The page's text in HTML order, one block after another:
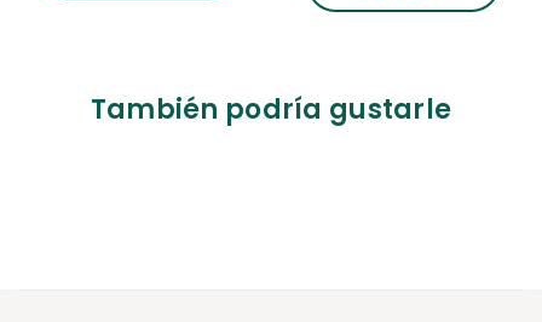
También podría gustarle